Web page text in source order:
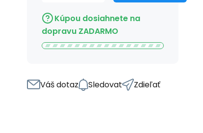
Kúpou dosiahnete na
dopravu ZADARMO
Váš dotaz Sledovat Zdieľať